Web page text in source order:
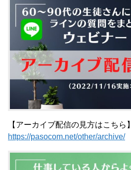
【アーカイブ配信の見方はこちら】
https://pasocom.net/other/archive/